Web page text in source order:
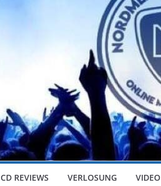
CD REVIEWS VERLOSUNG VIDEO